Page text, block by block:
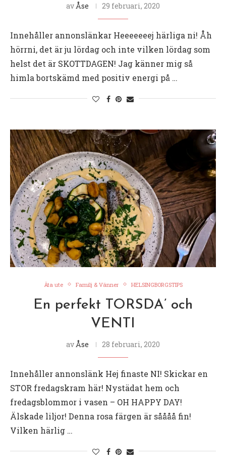
av Åse 29 februari, 2020
Innehåller annonslänkar Heeeeeeej härliga ni! Åh
hörrni, det är ju lördag och inte vilken lördag som
helst det är SKOTTDAGEN! Jag känner mig så
himla bortskämd med positiv energi på …
Äta ute Familj & Vänner HELSINGBORGSTIPS
En perfekt TORSDA’ och
VENTI
av Åse 28 februari, 2020
Innehåller annonslänk Hej finaste NI! Skickar en
STOR fredagskram här! Nystädat hem och
fredagsblommor i vasen – OH HAPPY DAY!
Älskade liljor! Denna rosa färgen är såååå fin!
Vilken härlig …